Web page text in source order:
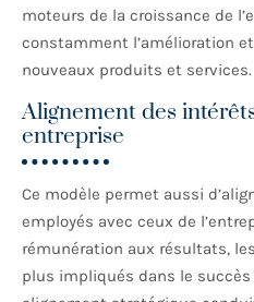
moteurs de la croissance de
constamment l’amélioration
nouveaux produits et services.
Alignement des
entreprise
Ce modèle permet aussi
employés avec ceux de
rémunération aux résultats,
plus impliqués dans le